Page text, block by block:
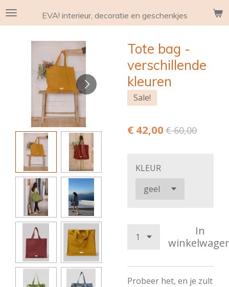
Ga
hoofdinhoud
EVA! interieur, decoratie en geschenkjes
Tote bag -
verschillende
kleuren
Sale!
€ 42,00 € 60,00
KLEUR
In
Probeer het, en je zult